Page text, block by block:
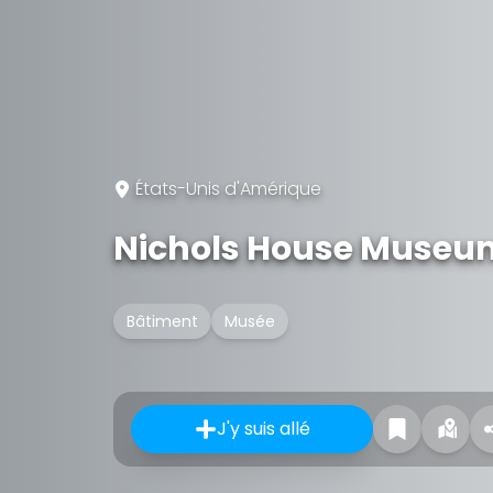
États-Unis d'Amérique
Nichols House
Bâtiment Musée
J'y suis allé